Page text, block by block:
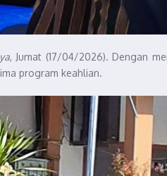
, Jumat (17/04/2026). Dengan
program keahlian.